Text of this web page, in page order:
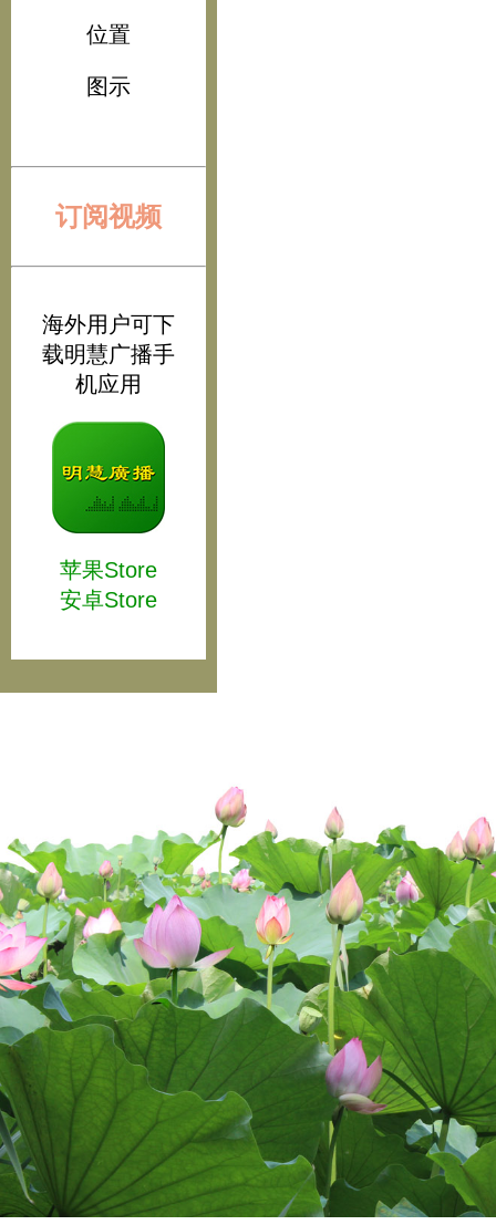
位置
图示
订阅视频
海外用户可下
载明慧广播手
机应用
苹果Store
安卓Store